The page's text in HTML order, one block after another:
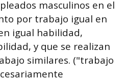
masculinos en el
por trabajo igual en
igual habilidad,
y que se realizan
similares. ("trabajo